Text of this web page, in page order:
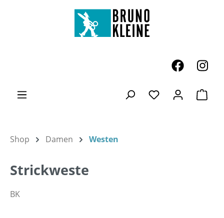
Zum Hauptinhalt springen
Du hast 0
Shop Damen Westen
Strickweste
BK